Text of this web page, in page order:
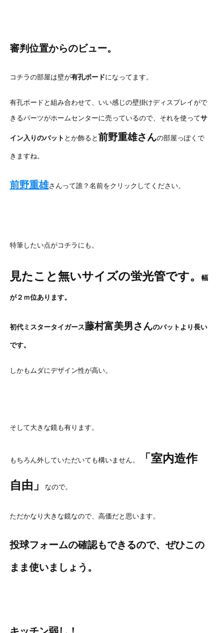
審判位置からのビュー。
コチラの部屋は壁が有孔ボードになってます。
有孔ボードと組み合わせて、いい感じの壁掛けディスプレイがで
きるパーツがホームセンターに売っているので、それを使ってサ
イン入りのバット とか飾ると前野重雄さんの部屋っぽくで
きますね。
前野重雄さんって誰？名前をクリックしてください。
特筆したい点がコチラにも。
見たこと無いサイズの蛍光管です。 幅
が２ｍ位あります。
初代ミスタータイガース藤村富美男さんのバットより長い
です。
しかもムダにデザイン性が高い。
そして大きな鏡も有ります。
もちろん外していただいても構いません。 「室内造作
自由」 なので。
ただかなり大きな鏡なので、高価だと思います。
投球フォームの確認もできるので、ぜひこの
まま使いましょう。